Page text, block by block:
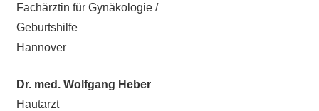
Fachärztin für Gynäkologie /
Geburtshilfe
Hannover
Dr. med. Wolfgang Heber
Hautarzt